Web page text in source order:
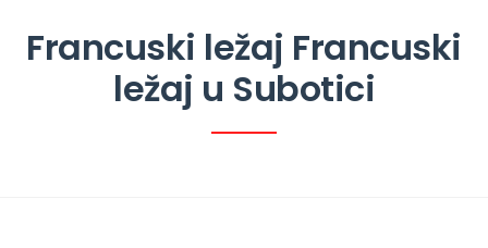
Francuski ležaj Francuski
ležaj u Subotici